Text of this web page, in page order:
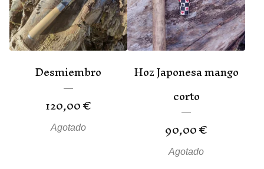
Desmiembro
120,00€
Agotado
Hoz Japonesa mango
corto
90,00€
Agotado